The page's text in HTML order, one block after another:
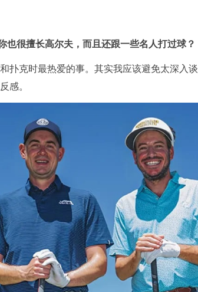
也很擅长高尔夫，而且还跟一些名人打过球？
扑克时最热爱的事。其实我应该避免太深入
感。